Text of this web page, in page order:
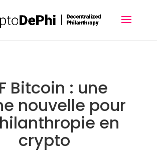
Bitcoin : une
nouvelle pour
en
crypto